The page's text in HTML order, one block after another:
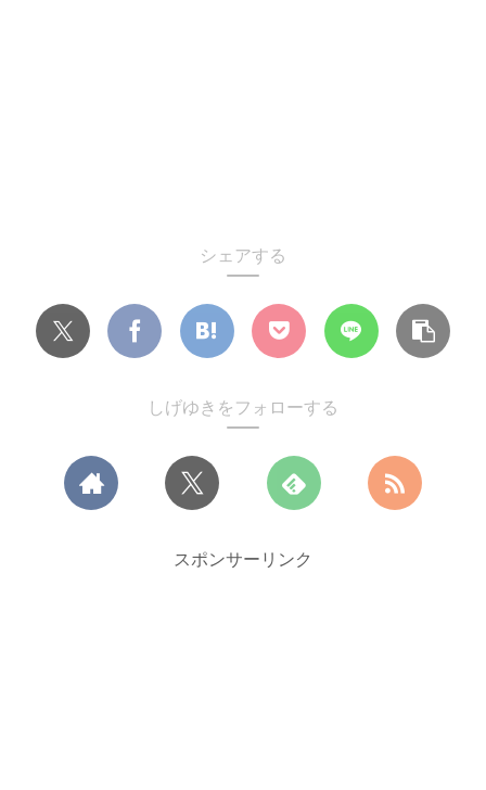
シェアする
しげゆきをフォローする
スポンサーリンク